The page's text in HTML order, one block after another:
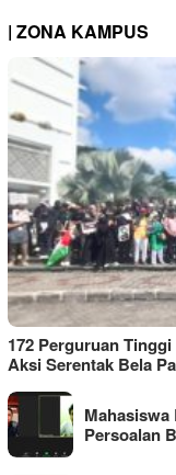
| ZONA KAMPUS
172 Perguruan
Aksi Serentak Bela
Mahasiswa
Persoalan